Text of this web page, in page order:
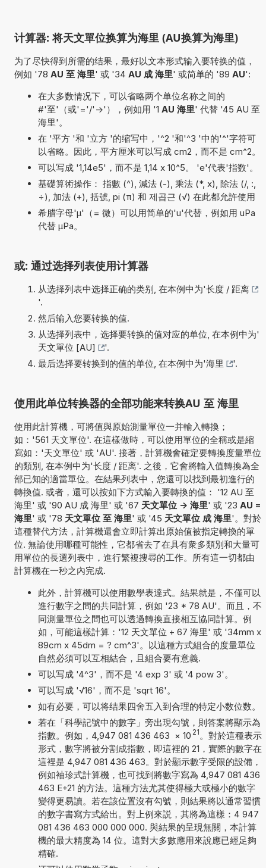
计算器: 将天文單位换算为海里 (AU换算为海里)
为了尽快得到所需的结果，最好以文本形式输入要转换的值，
例如 '78 AU 至 海里' 或 '34 AU 成 海里' 或简单的 '89 AU':
在大多数情况下，可以省略两个单位名称之间的
#'至'（或'='/'->'），例如用 '1 AU 海里' 代替 '45 AU 至
海里'。
在 '平方 '和 '立方 '的缩写中，'^2 '和'^3 '中的'^'字符可
以省略。因此，平方厘米可以写成 cm2，而不是 cm^2。
可以写成 '1,14e5'，而不是 1,14 x 10^5。 'e'代表'指数'。
基礎算術操作： 指數 (^), 減法 (-), 乘法 (*, x), 除法 (/, :,
÷), 加法 (+), 括號, pi (π) 和 제곱근 (√) 在此都允許使用
希腊字母'µ'（= 微）可以用简单的'u'代替，例如用 uPa
代替 µPa。
或: 通过选择列表使用计算器
从选择列表中选择正确的类别, 在本例中为'长度 / 距离
'.
然后输入您要转换的值.
从选择列表中，选择要转换的值对应的单位, 在本例中为'
天文單位 [AU]
'.
最后选择要转换到的值的单位, 在本例中为'海里 '.
使用此单位转换器的全部功能来转换AU 至 海里
使用此計算機，可將值與原始測量單位一并輸入轉換；
如：'561 天文單位'. 在這樣做時，可以使用單位的全稱或是縮
寫如：'天文單位' 或 'AU'. 接著，計算機會確定要轉換度量單位
的類別, 在本例中为'长度 / 距离'. 之後，它會將輸入值轉換為全
部已知的適當單位。在結果列表中，您還可以找到最初進行的
轉換值. 或者，還可以按如下方式輸入要轉換的值： '12 AU 至
海里' 或 '90 AU 成 海里' 或 '67 天文單位 -> 海里' 或 '23 AU =
海里' 或 '78 天文單位 至 海里' 或 '45 天文單位 成 海里'。對於
這種替代方法，計算機還會立即計算出原始值被指定轉換的單
位. 無論使用哪種可能性，它都省去了在具有衆多類別和大量可
用單位的長選列表中，進行繁複搜尋的工作。所有這一切都由
計算機在一秒之內完成.
此外，計算機可以使用數學表達式。結果就是，不僅可以
進行數字之間的共同計算，例如 '23 * 78 AU'。而且，不
同測量單位之間也可以透過轉換直接相互協同計算。例
如，可能這樣計算：'12 天文單位 + 67 海里' 或 '34mm x
89cm x 45dm = ? cm^3'。以這種方式組合的度量單位
自然必須可以互相結合，且組合要有意義.
可以写成 '4^3'，而不是 '4 exp 3' 或 '4 pow 3'。
可以写成 '√16'，而不是 'sqrt 16'。
如有必要，可以将结果四舍五入到合理的特定小数位数。
若在「科學記號中的數字」旁出現勾號，則答案將顯示為
指數。例如，4,947 081 436 463 × 10 21 。對於這種表示
形式，數字將被分割成指數，即這裡的 21，實際的數字在
這裡是 4,947 081 436 463。對於顯示數字受限的設備，
例如袖珍式計算機，也可找到將數字寫為 4,947 081 436
463 E+21 的方法。這種方法尤其使得極大或極小的數字
變得更易讀。若在該位置沒有勾號，則結果將以通常習慣
的數字書寫方式給出。對上例來説，其將為這樣：4 947
081 436 463 000 000 000. 與結果的呈現無關，本計算
機的最大精度為 14 位。這對大多數應用來說應已經足夠
精確.